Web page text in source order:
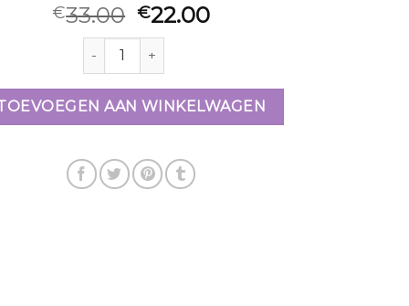
€33.00 €22.00
oorbellen dames aantal
AAN WINKELWAGEN